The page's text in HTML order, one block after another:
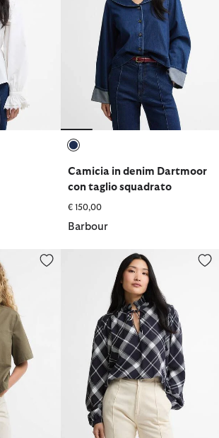
Camicia in denim Dartmoor
con taglio squadrato
€ 150,00
Barbour
corte con taglio squadrato
Blusa Baiton con motivo tartan